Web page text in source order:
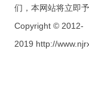
们，本网站将立即
Copyright © 2012-
2019 http://